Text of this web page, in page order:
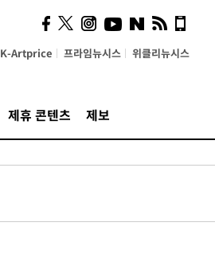
K-Artprice 프라임뉴시스 위클리뉴시스
제휴 콘텐츠 제보
시, 스마트폰 액세서리에
NFC 더했다